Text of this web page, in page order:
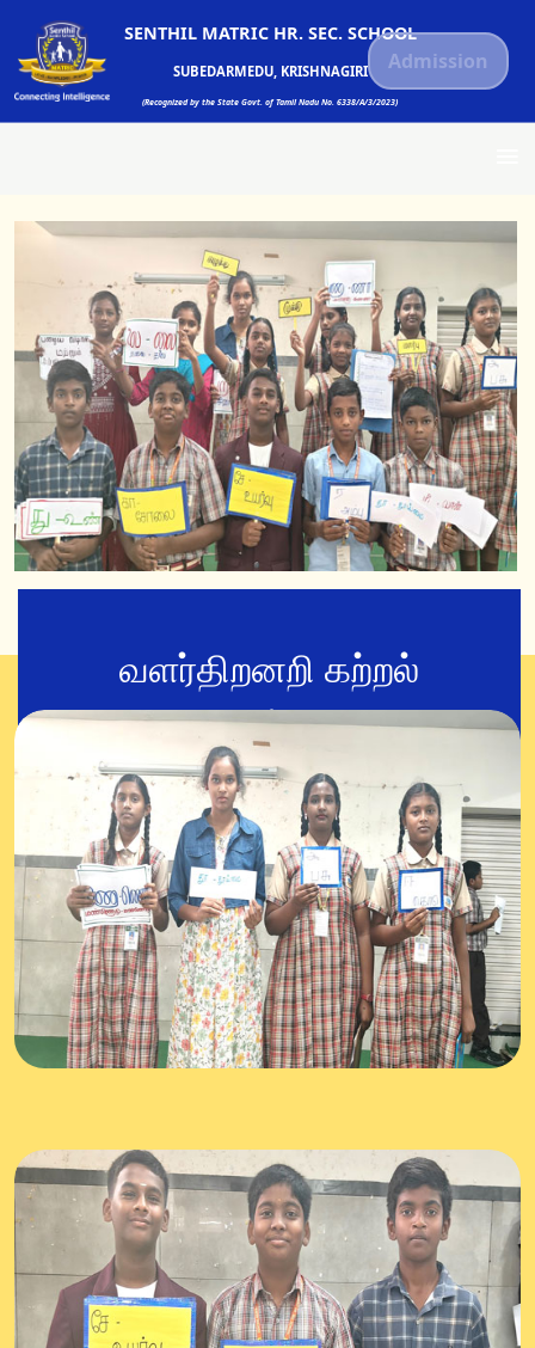
SENTHIL MATRIC HR. SEC. SCHOOL
SUBEDARMEDU, KRISHNAGIRI
(Recognized by the State Govt. of Tamil Nadu No. 6338/A/3/2023)
Admission
வளர்திறனறி கற்றல்
செயல்பாடு
07-Jul-2025
தமிழ்மொழி வாழ்த்துபாடலைப்பாடுதல். ஒரு சொல்லுக்கு
இரண்டுப்பொருள் கூறும் இரட்டுறமொழிதலை
விளக்கிக்கூறுதல்